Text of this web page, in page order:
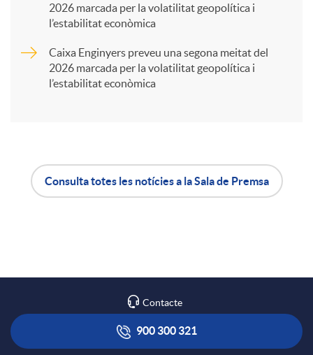
x
2026 marcada per la volatilitat geopolítica i
l’estabilitat econòmica
Caixa Enginyers preveu una segona meitat del
2026 marcada per la volatilitat geopolítica i
l’estabilitat econòmica
i
ó
Consulta totes les notícies a la Sala de Premsa
Contacte
900 300 321